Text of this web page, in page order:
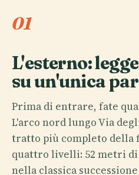
01
L'esterno:
su un'unica
Prima di entrare, fate
L'arco nord lungo Via
tratto più completo della
quattro livelli: 52 metri
nella classica